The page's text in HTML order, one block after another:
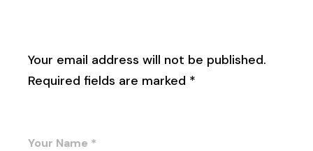
Your email address will not be published.
Required fields are marked *